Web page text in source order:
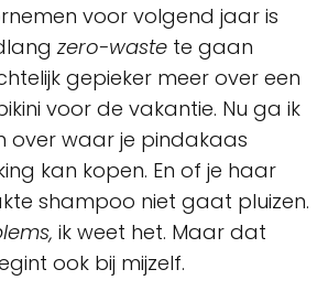
voor volgend jaar is
zero-waste te gaan
gepieker meer over een
voor de vakantie. Nu ga ik
over waar je pindakaas
kan kopen. En of je haar
shampoo niet gaat pluizen.
ik weet het. Maar dat
ook bij mijzelf.